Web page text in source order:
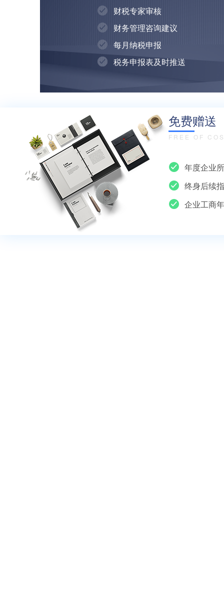
财税专家审核
财务管理咨询建议
每月纳税申报
税务申报表及时推送
免费赠送
FREE OF
年度企业
终身后续
企业工商